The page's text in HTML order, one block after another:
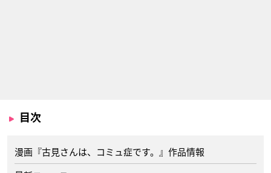
目次
漫画『古見さんは、コミュ症です。』作品情報